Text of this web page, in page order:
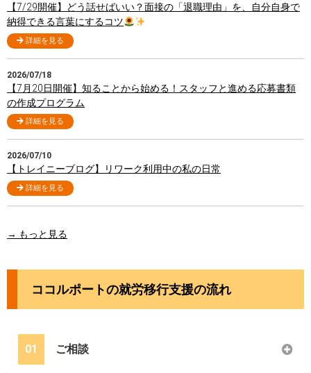
【7/29開催】どう話せばいい？面接の「退職理由」を、自分自身で
納得できる言葉にするコツ
詳細を見る
2026/07/18
【7月20日開催】知ることから始める！スタッフと進める応募書類
の作成プログラム
詳細を見る
2026/07/10
【トレイニーブログ】リワーク利用中の私の日常
詳細を見る
→ もっと見る
ココルポートの就労移行支援の流れ
01 ご相談